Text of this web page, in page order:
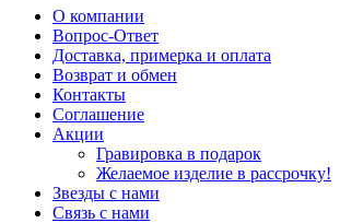
О компании
Вопрос-Ответ
Доставка, примерка и оплата
Возврат и обмен
Контакты
Соглашение
Акции
Гравировка в подарок
Желаемое изделие в рассрочку!
Звезды с нами
Связь с нами